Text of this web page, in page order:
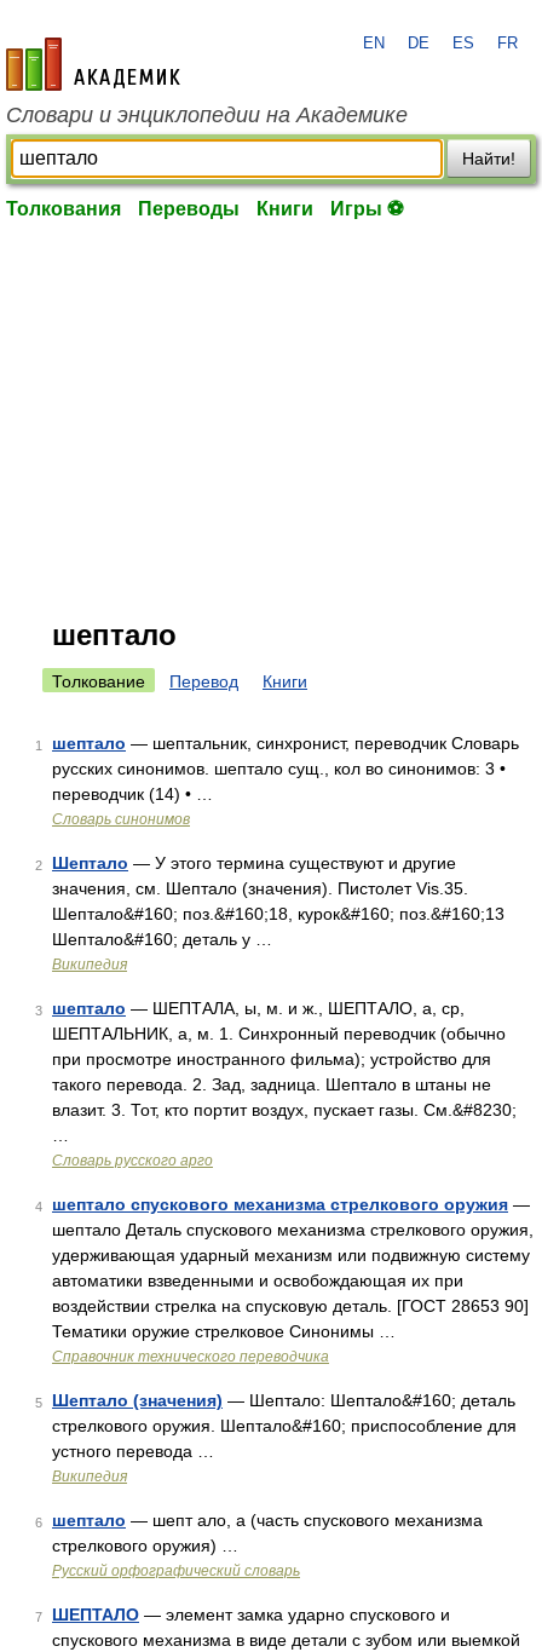
academic.ru
EN DE ES FR
Словари и энциклопедии на Академике
Найти!
Толкования Переводы Книги Игры ⚽
шептало
Толкование Перевод Книги
1 шептало — шептальник, синхронист, переводчик Словарь
русских синонимов. шептало сущ., кол во синонимов: 3 •
переводчик (14) • …
Словарь синонимов
2 Шептало — У этого термина существуют и другие
значения, см. Шептало (значения). Пистолет Vis.35.
Шептало&#160; поз.&#160;18, курок&#160; поз.&#160;13
Шептало&#160; деталь у …
Википедия
3 шептало — ШЕПТАЛА, ы, м. и ж., ШЕПТАЛО, а, ср,
ШЕПТАЛЬНИК, а, м. 1. Синхронный переводчик (обычно
при просмотре иностранного фильма); устройство для
такого перевода. 2. Зад, задница. Шептало в штаны не
влазит. 3. Тот, кто портит воздух, пускает газы. См.&#8230;
Словарь русского арго
4 шептало спускового механизма стрелкового оружия —
шептало Деталь спускового механизма стрелкового оружия,
удерживающая ударный механизм или подвижную систему
автоматики взведенными и освобождающая их при
воздействии стрелка на спусковую деталь. [ГОСТ 28653 90]
Тематики оружие стрелковое Синонимы …
Справочник технического переводчика
5 Шептало (значения) — Шептало: Шептало&#160; деталь
стрелкового оружия. Шептало&#160; приспособление для
устного перевода …
Википедия
6 шептало — шепт ало, а (часть спускового механизма
стрелкового оружия) …
Русский орфографический словарь
7 ШЕПТАЛО — элемент замка ударно спускового и
спускового механизма в виде детали с зубом или выемкой